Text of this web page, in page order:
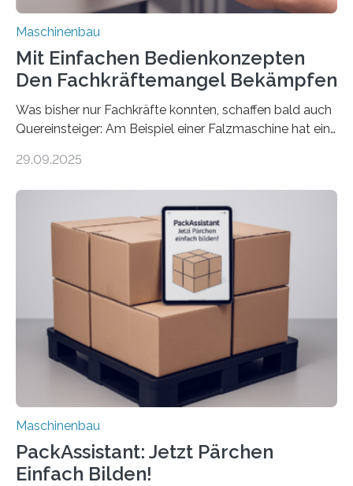
Maschinenbau
Mit Einfachen Bedienkonzepten
Den Fachkräftemangel Bekämpfen
Was bisher nur Fachkräfte konnten, schaffen bald auch
Quereinsteiger: Am Beispiel einer Falzmaschine hat ein
Mensch-Maschine-Schnittstelle so sehr vereinfacht,
Die zugrunde liegende Methodik lässt sich auf alle
anderen Maschinen übertragen. Eine Falzmaschine
umzurüsten ist ein Job für echte Profis. Eine solche
Maschine faltet in Druckereien Broschüren, Prospekte,
Landkarten und vieles mehr – mehrere Zehntausend
Exemplare pro Stunde. Je nach Maschinentyp und
Auftrag kann das Umrüsten…
29.09.2025
Maschinenbau
PackAssistant: Jetzt Pärchen
Einfach Bilden!